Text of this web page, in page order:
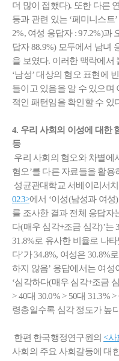
더 많이 접했다). 또한 다른
등과 관련 있는 ‘페미니스트
2%, 여성 응답자 : 97.2%)과
답자 88.9%) 모두에서 남녀
을 보였다. 이러한 맥락에서
‘남성’ 대상의 혐오 표현에
들이고 있음을 알 수 있으며
적인 패턴임을 확인할 수 있
4. 우리 사회의 이성에 대한
등
우리 사회의 혐오와 차별에
혐오’를 다른 자료들을 활
성균관대학교 서베이리서
023>에서 ‘이성(남성과 여성
를 조사한 결과 전체 응답자
다(매우 심각+조금 심각)’는
31.8%로 유사한 비율로 나
다’가 34.8%, 여성은 30.8%
하지 않음’ 응답에서는 여
‘심각하다(매우 심각+조금
> 40대 30.0% > 50대 31.3%
령층일수록 심각 정도가 높
한편 한국행정연구원의<사
사회의 주요 사회갈등에 대